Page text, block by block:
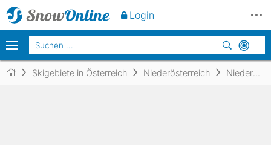
Skigebiete in Österreich Niederösterreich Niederösterreich
Login